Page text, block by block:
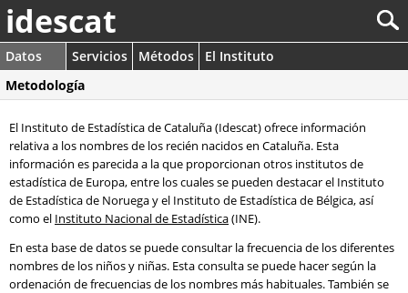
idescat
Datos Servicios Métodos
El Instituto
Metodología
El Instituto de Estadística de Cataluña (Idescat) ofrece información
relativa a los nombres de los recién nacidos en Cataluña. Esta
información es parecida a la que proporcionan otros institutos de
estadística de Europa, entre los cuales se pueden destacar el Instituto
de Estadística de Noruega y el Instituto de Estadística de Bélgica, así
como el Instituto Nacional de Estadística(INE).
En esta base de datos se puede consultar la frecuencia de los diferentes
nombres de los niños y niñas. Esta consulta se puede hacer según la
ordenación de frecuencias de los nombres más habituales. También se